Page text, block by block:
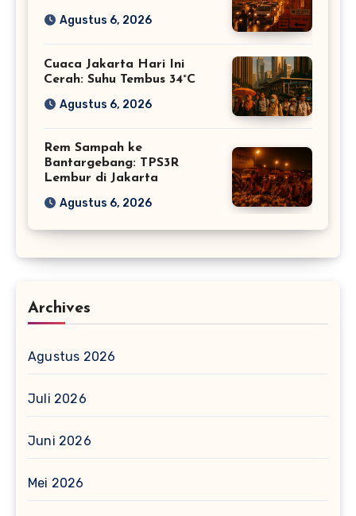
Agustus 6, 2026
Cuaca Jakarta Hari Ini
Cerah: Suhu Tembus 34°C
Agustus 6, 2026
Rem Sampah ke
Bantargebang: TPS3R
Lembur di Jakarta
Agustus 6, 2026
Archives
Agustus 2026
Juli 2026
Juni 2026
Mei 2026